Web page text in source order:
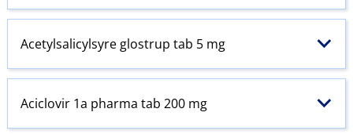
Acetylsalicylsyre glostrup tab 5 mg
Aciclovir 1a pharma tab 200 mg